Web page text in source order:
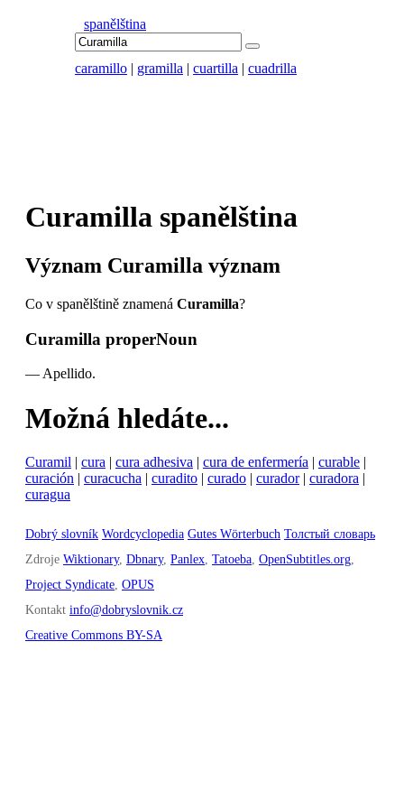
spanělština
caramillo | gramilla | cuartilla | cuadrilla
Curamilla spanělština
Význam Curamilla význam
Co v spanělštině znamená Curamilla?
Curamilla properNoun
— Apellido.
Možná hledáte...
Curamil | cura | cura adhesiva | cura de enfermería | curable |
curación | curacucha | curadito | curado | curador | curadora |
curagua
Dobrý slovník Wordcyclopedia Gutes Wörterbuch Толстый словарь
Zdroje Wiktionary, Dbnary, Panlex Tatoeba OpenSubtitles.org
Project Syndicate OPUS
Kontakt info@dobryslovnik.cz
Creative Commons BY-SA